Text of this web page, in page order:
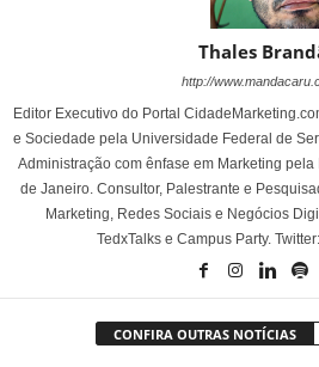
Thales
http://
Editor Executivo do Portal
e Sociedade pela Universidade Federal de
Administração com ênfase em Marketing
de Janeiro. Consultor, Palestrante e
Marketing, Redes Sociais e Negócios
TedxTalks e Campus Party.
CONFIRA OUTRAS NOTÍCIAS